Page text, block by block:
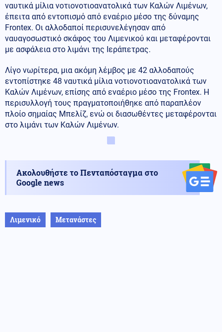
ναυτικά μίλια νοτιονοτιοανατολικά των Καλών Λιμένων,
έπειτα από εντοπισμό από εναέριο μέσο της δύναμης
Frontex. Οι αλλοδαποί περισυνελέγησαν από
ναυαγοσωστικό σκάφος του Λιμενικού και μεταφέρονται
με ασφάλεια στο λιμάνι της Ιεράπετρας.
Λίγο νωρίτερα, μια ακόμη λέμβος με 42 αλλοδαπούς
εντοπίστηκε 48 ναυτικά μίλια νοτιονοτιοανατολικά των
Καλών Λιμένων, επίσης από εναέριο μέσο της Frontex. Η
περισυλλογή τους πραγματοποιήθηκε από παραπλέον
πλοίο σημαίας Μπελίζ, ενώ οι διασωθέντες μεταφέρονται
στο λιμάνι των Καλών Λιμένων.
Ακολουθήστε το Πενταπόσταγμα στο
Google news
Λιμενικό Μετανάστες